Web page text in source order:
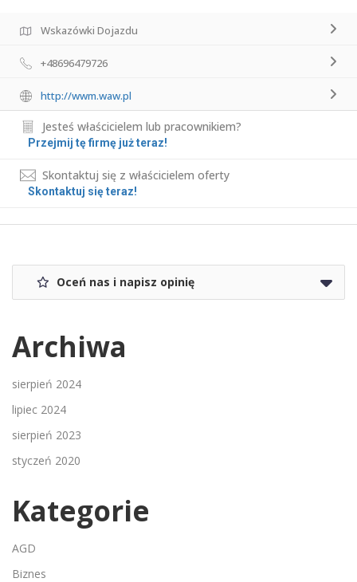
Wskazówki Dojazdu
+48696479726
http://wwm.waw.pl
Jesteś właścicielem lub pracownikiem?
Przejmij tę firmę już teraz!
Skontaktuj się z właścicielem oferty
Skontaktuj się teraz!
Oceń nas i napisz opinię
Archiwa
sierpień 2024
lipiec 2024
sierpień 2023
styczeń 2020
Kategorie
AGD
Biznes